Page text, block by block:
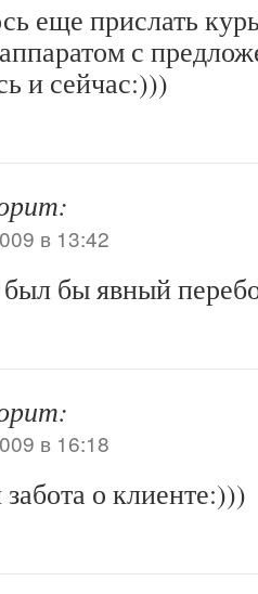
еще прислать
с
и сейчас:)))
в 13:42
был бы явный
в 16:18
забота о клиенте:)))